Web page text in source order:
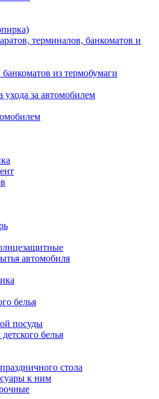
терминалов, банкоматов и
из термобумаги
ухода за автомобилем
автомобиля
белья
посуды
белья
стола
к ним